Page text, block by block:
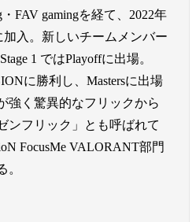
FAV gamingを経て、2022年
加入。新しいチームメンバー
1 ではPlayoffに出場。
に勝利し、Mastersに出場
強く驚異的なフリックから
ンフリック」とも呼ばれて
FocusMe VALORANT部門
。